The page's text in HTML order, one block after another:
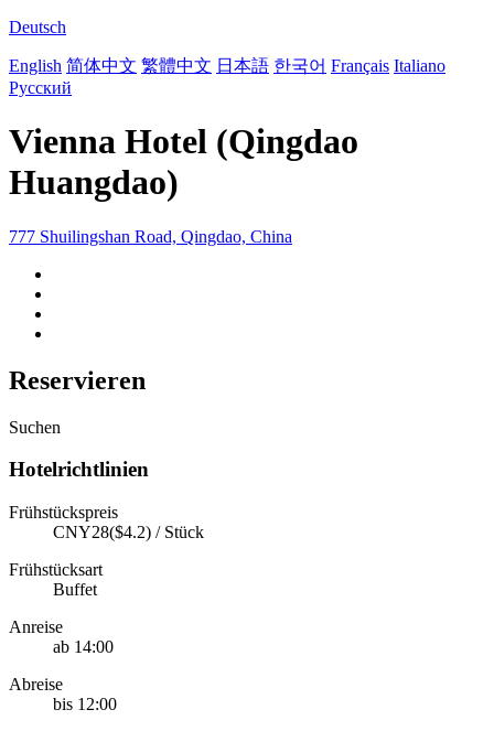
Deutsch
English 简体中文 繁體中文 日本語 한국어 Français Italiano
Русский
Vienna Hotel (Qingdao
Huangdao)
777 Shuilingshan Road, Qingdao, China
Reservieren
Suchen
Hotelrichtlinien
Frühstückspreis
CNY28($4.2) / Stück
Frühstücksart
Buffet
Anreise
ab 14:00
Abreise
bis 12:00